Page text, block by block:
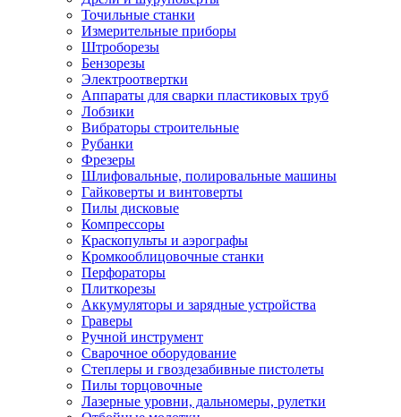
Точильные станки
Измерительные приборы
Штроборезы
Бензорезы
Электроотвертки
Аппараты для сварки пластиковых труб
Лобзики
Вибраторы строительные
Рубанки
Фрезеры
Шлифовальные, полировальные машины
Гайковерты и винтоверты
Пилы дисковые
Компрессоры
Краскопульты и аэрографы
Кромкооблицовочные станки
Перфораторы
Плиткорезы
Аккумуляторы и зарядные устройства
Граверы
Ручной инструмент
Сварочное оборудование
Степлеры и гвоздезабивные пистолеты
Пилы торцовочные
Лазерные уровни, дальномеры, рулетки